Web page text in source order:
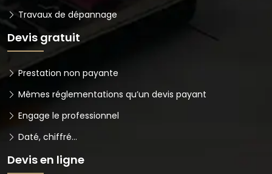
Travaux de dépannage
Devis gratuit
Prestation non payante
Mêmes réglementations qu’un devis payant
Engage le professionnel
Daté, chiffré…
Devis en ligne